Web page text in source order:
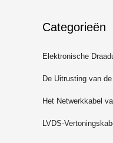
Categorieën
Elektronische
De Uitrusting van de
batterijdraad
Het Netwerkkabel
Rj45ethernet
LVDS-